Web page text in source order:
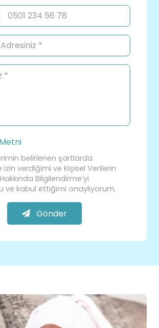
belirlenen şartlarda
izin verdiğimi ve Kişisel Verilerin
Bilgilendirme’yi
ve kabul ettiğimi onaylıyorum.
Gönder